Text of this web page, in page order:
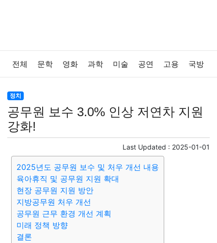
전체 문학 영화 과학 미술 공연 고용 국방
법률
보건 질병 가요 방송 일상 주식 암호화폐
반려동물 패션 미용
증권 인테리어 요리 상품리뷰 원예
게임 스포츠 사진
맛집 IT 컴퓨터
정치
공무원 보수 3.0% 인상 저연차 지원
강화!
Last Updated : 2025-01-01
2025년도 공무원 보수 및 처우 개선 내용
육아휴직 및 공무원 지원 확대
현장 공무원 지원 방안
지방공무원 처우 개선
공무원 근무 환경 개선 계획
미래 정책 방향
결론